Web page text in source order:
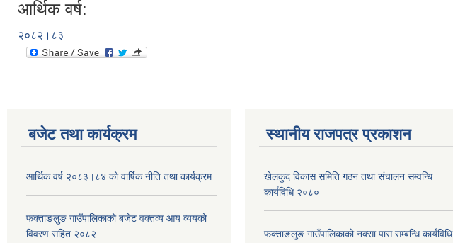
आर्थिक वर्ष:
२०८२।८३
बजेट तथा कार्यक्रम
आर्थिक वर्ष २०८३।८४ को वार्षिक नीति तथा कार्यक्रम
फक्ताङलुङ गाउँपालिकाको बजेट वक्तव्य आय व्ययको
विवरण सहित २०८२
स्थानीय राजपत्र प्रकाशन
खेलकुद विकास समिति गठन तथा संचालन सम्वन्धि
कार्यविधि २०८०
फक्ताङलुङ गाउँपालिकाको नक्सा पास सम्बन्धि कार्यविधि